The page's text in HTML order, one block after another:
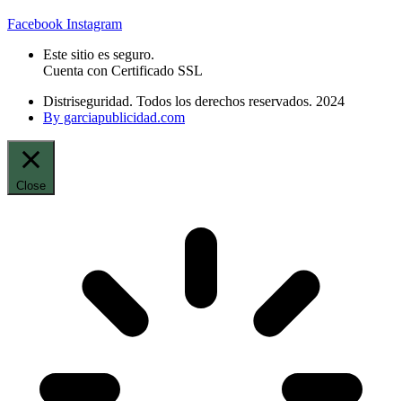
Facebook Instagram
Este sitio es seguro.
Cuenta con Certificado SSL
Distriseguridad. Todos los derechos reservados. 2024
By garciapublicidad.com
Close